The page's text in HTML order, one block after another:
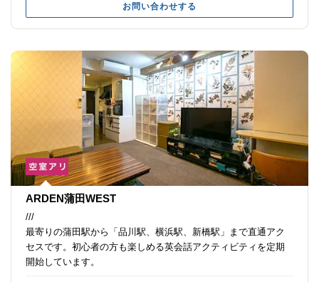
お問い合わせする
ARDEN蒲田WEST
///
最寄りの蒲田駅から「品川駅、横浜駅、新橋駅」まで直通アク
セスです。初心者の方も楽しめる英会話アクティビティを定期
開始しています。